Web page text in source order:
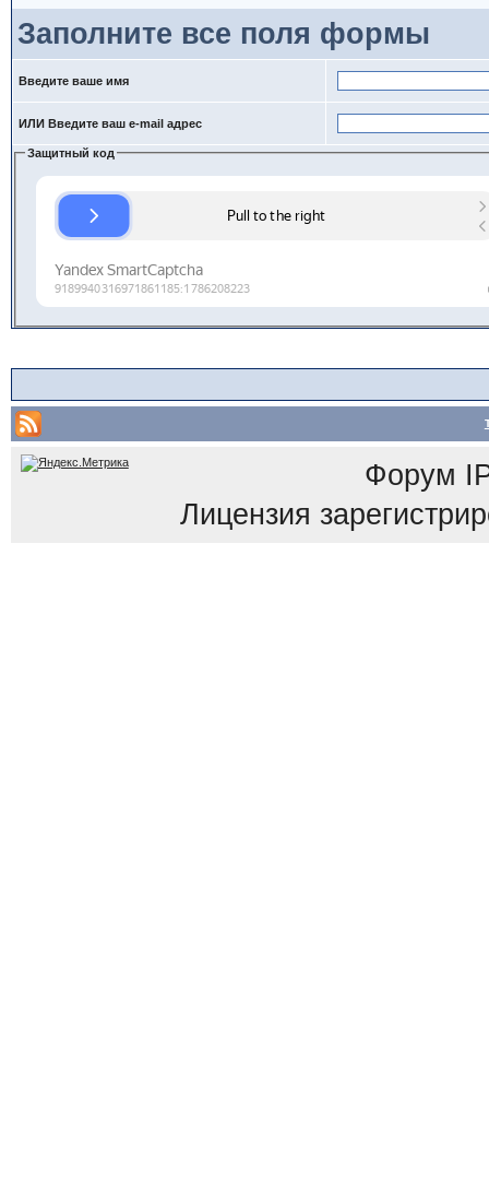
Заполните все поля формы
Введите ваше имя
ИЛИ Введите ваш e-mail адрес
Защитный код
Форум
Лицензия